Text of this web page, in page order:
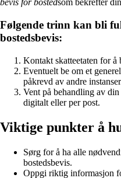
bevis for bostedsom bekrefter
Følgende trinn kan bli
bostedsbevis:
Kontakt skatteetaten for å
Eventuelt be om et
påkrevd av andre
Vent på behandling av
digitalt eller per post.
Viktige punkter å
Sørg for å ha alle
bostedsbevis.
Oppgi riktig informasjon